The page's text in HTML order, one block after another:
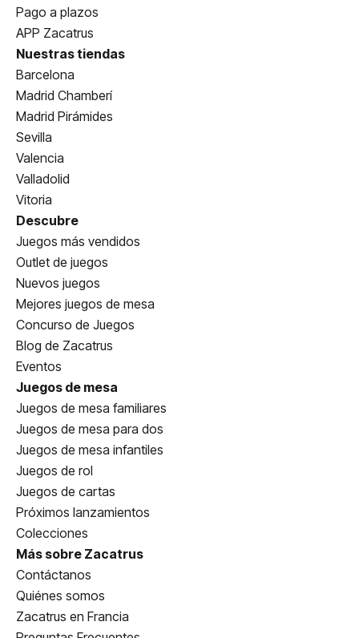
Pago a plazos
APP Zacatrus
Nuestras tiendas
Barcelona
Madrid Chamberí
Madrid Pirámides
Sevilla
Valencia
Valladolid
Vitoria
Descubre
Juegos más vendidos
Outlet de juegos
Nuevos juegos
Mejores juegos de mesa
Concurso de Juegos
Blog de Zacatrus
Eventos
Juegos de mesa
Juegos de mesa familiares
Juegos de mesa para dos
Juegos de mesa infantiles
Juegos de rol
Juegos de cartas
Próximos lanzamientos
Colecciones
Más sobre Zacatrus
Contáctanos
Quiénes somos
Zacatrus en Francia